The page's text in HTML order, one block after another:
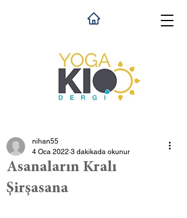
Asanaların Kralı
Şirşasana
nihan55
4 Oca 2022 3 dakikada okunur